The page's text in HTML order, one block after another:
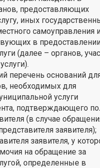
предоставляющих
иных
самоуправления
в
(далее – органов,
перечень оснований
необходимых для
услуги
подтверждающего
(в случае
заявителя);
заявителя, у
на обращение за
определенные в